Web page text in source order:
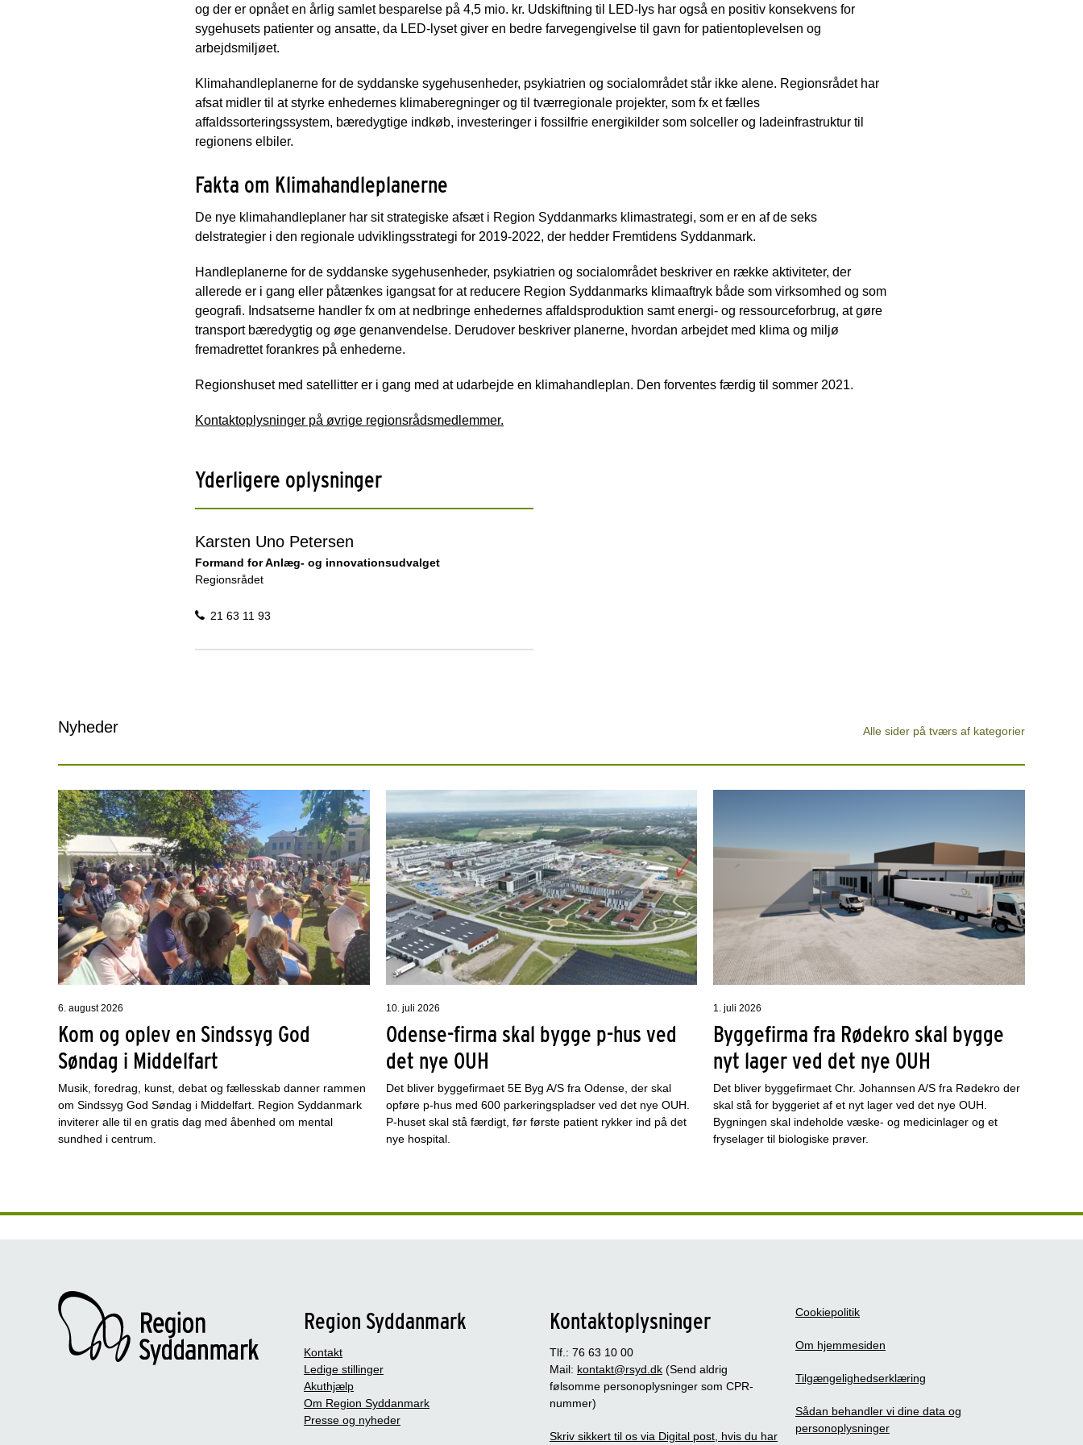
og der er opnået en årlig samlet besparelse på 4,5 mio. kr. Udskiftning til LED-lys har også en positiv konsekvens for
sygehusets patienter og ansatte, da LED-lyset giver en bedre farvegengivelse til gavn for patientoplevelsen og
arbejdsmiljøet.
Klimahandleplanerne for de syddanske sygehusenheder, psykiatrien og socialområdet står ikke alene. Regionsrådet har
afsat midler til at styrke enhedernes klimaberegninger og til tværregionale projekter, som fx et fælles
affaldssorteringssystem, bæredygtige indkøb, investeringer i fossilfrie energikilder som solceller og ladeinfrastruktur til
regionens elbiler.
Fakta om Klimahandleplanerne
De nye klimahandleplaner har sit strategiske afsæt i Region Syddanmarks klimastrategi, som er en af de seks
delstrategier i den regionale udviklingsstrategi for 2019-2022, der hedder Fremtidens Syddanmark.
Handleplanerne for de syddanske sygehusenheder, psykiatrien og socialområdet beskriver en række aktiviteter, der
allerede er i gang eller påtænkes igangsat for at reducere Region Syddanmarks klimaaftryk både som virksomhed og som
geografi. Indsatserne handler fx om at nedbringe enhedernes affaldsproduktion samt energi- og ressourceforbrug, at gøre
transport bæredygtig og øge genanvendelse. Derudover beskriver planerne, hvordan arbejdet med klima og miljø
fremadrettet forankres på enhederne.
Regionshuset med satellitter er i gang med at udarbejde en klimahandleplan. Den forventes færdig til sommer 2021.
Kontaktoplysninger på øvrige regionsrådsmedlemmer.
Yderligere oplysninger
Karsten Uno Petersen
Formand for Anlæg- og innovationsudvalget
Regionsrådet
21 63 11 93
Nyheder Alle sider på tværs af kategorier
6. august 2026
Kom og oplev en Sindssyg God
Søndag i Middelfart
Musik, foredrag, kunst, debat og fællesskab danner rammen
om Sindssyg God Søndag i Middelfart. Region Syddanmark
inviterer alle til en gratis dag med åbenhed om mental
sundhed i centrum.
10. juli 2026
Odense-firma skal bygge p-hus ved
det nye OUH
Det bliver byggefirmaet 5E Byg A/S fra Odense, der skal
opføre p-hus med 600 parkeringspladser ved det nye OUH.
P-huset skal stå færdigt, før første patient rykker ind på det
nye hospital.
1. juli 2026
Byggefirma fra Rødekro skal bygge
nyt lager ved det nye OUH
Det bliver byggefirmaet Chr. Johannsen A/S fra Rødekro der
skal stå for byggeriet af et nyt lager ved det nye OUH.
Bygningen skal indeholde væske- og medicinlager og et
fryselager til biologiske prøver.
Region Syddanmark
Kontakt
Ledige stillinger
Akuthjælp
Om Region Syddanmark
Presse og nyheder
Kontaktoplysninger
Tlf.: 76 63 10 00
Mail: kontakt@rsyd.dk (Send aldrig
følsomme personoplysninger som CPR-
nummer)
Skriv sikkert til os via Digital post, hvis du har
Cookiepolitik
Om hjemmesiden
Tilgængelighedserklæring
Sådan behandler vi dine data og
personoplysninger